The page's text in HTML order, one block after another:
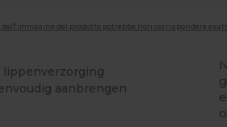
del prodotto potrebbe non corrispondere
lippenverzorging
aanbrengen